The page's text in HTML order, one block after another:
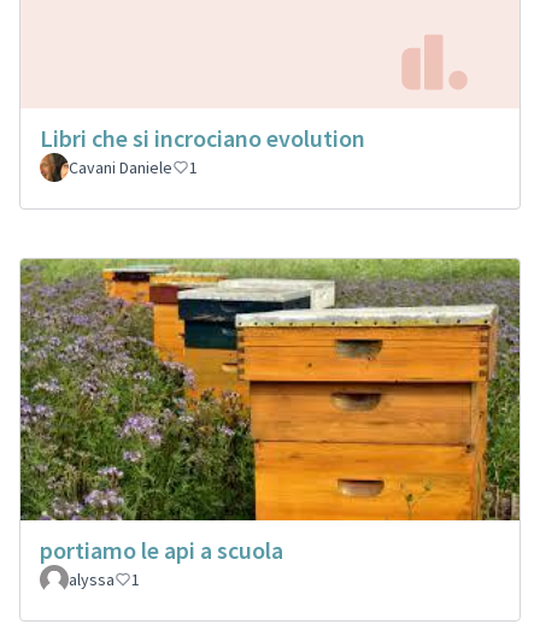
Libri che si incrociano evolution
Cavani Daniele 1
portiamo le api a scuola
alyssa 1